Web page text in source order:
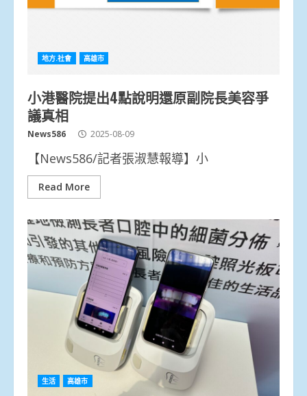
地方.社會 高雄市
小港醫院提出4點說明還原副院長美容爭
議真相
News586 2025-08-09
【News586/記者張淑慧報導】小
Read More
生活 高雄市